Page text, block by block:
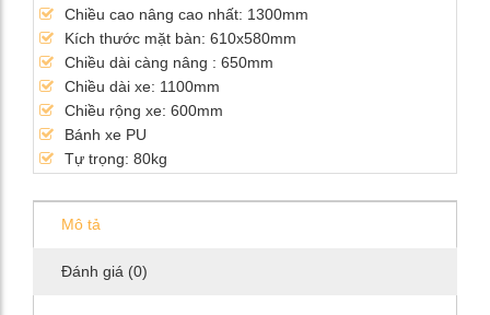
Chiều cao nâng cao nhất: 1300mm
Kích thước mặt bàn: 610x580mm
Chiều dài càng nâng : 650mm
Chiều dài xe: 1100mm
Chiều rộng xe: 600mm
Bánh xe PU
Tự trọng: 80kg
Mô tả
Đánh giá (0)